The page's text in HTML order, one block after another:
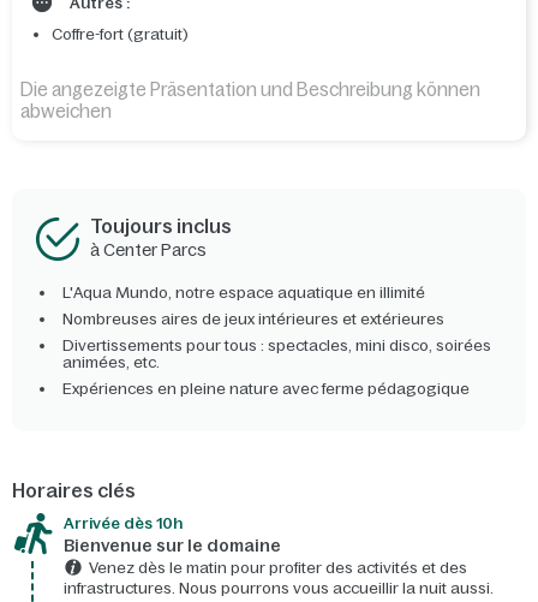
Coffre-fort (gratuit)
Die angezeigte Präsentation und Beschreibung können
abweichen
Toujours inclus
à Center Parcs
L'Aqua Mundo, notre espace aquatique en illimité
Nombreuses aires de jeux intérieures et extérieures
Divertissements pour tous : spectacles, mini disco, soirées
animées, etc.
Expériences en pleine nature avec ferme pédagogique
Horaires clés
Arrivée dès 10h​
Bienvenue sur le domaine​
Venez dès le matin pour profiter des activités et des
infrastructures. Nous pourrons vous accueillir la nuit aussi.